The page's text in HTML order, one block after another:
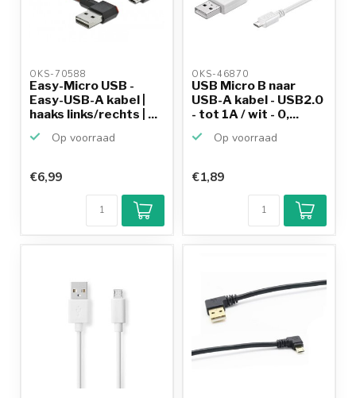
OKS-70588
Easy-Micro USB -
Easy-USB-A kabel |
haaks links/rechts | ...
Op voorraad
€6,99
OKS-46870
USB Micro B naar
USB-A kabel - USB2.0
- tot 1A / wit - 0,...
Op voorraad
€1,89